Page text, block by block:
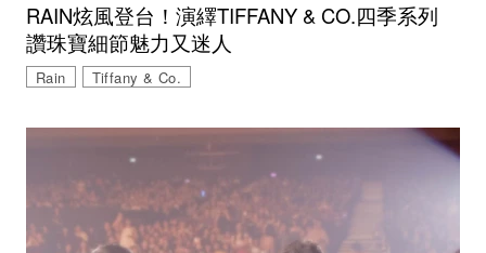
RAIN炫風登台！演繹TIFFANY & CO.四季系列
讚珠寶細節魅力又迷人
Rain Tiffany & Co.